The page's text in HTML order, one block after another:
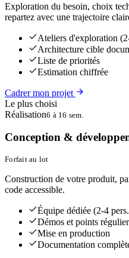
Exploration du besoin, choix
repartez avec une trajectoire
Ateliers d'exploration
Architecture cible
Liste de priorités
Estimation chiffrée
Cadrer mon projet
Le plus choisi
Réalisation6 à 16 sem.
Conception &
Forfait au lot
Construction de votre produit,
code accessible.
Équipe dédiée (2-4
Démos et points
Mise en production
Documentation